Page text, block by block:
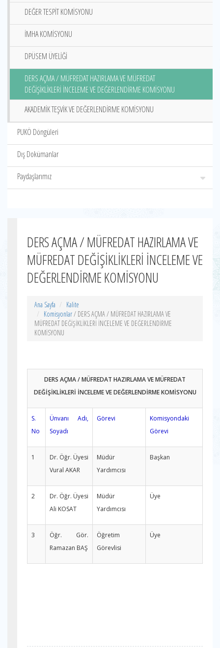
DEĞER TESPİT KOMİSYONU
İMHA KOMİSYONU
DPÜSEM ÜYELİĞİ
DERS AÇMA / MÜFREDAT HAZIRLAMA VE MÜFREDAT
DEĞİŞİKLİKLERİ İNCELEME VE DEĞERLENDİRME KOMİSYONU
AKADEMİK TEŞVİK VE DEĞERLENDİRME KOMİSYONU
PUKÖ Döngüleri
Dış Dokümanlar
Paydaşlarımız
DERS AÇMA / MÜFREDAT HAZIRLAMA VE
MÜFREDAT DEĞİŞİKLİKLERİ İNCELEME VE
DEĞERLENDİRME KOMİSYONU
Ana Sayfa
Kalite
Komisyonlar/ DERS AÇMA / MÜFREDAT HAZIRLAMA VE
MÜFREDAT DEĞİŞİKLİKLERİ İNCELEME VE DEĞERLENDİRME
KOMİSYONU
DERS AÇMA / MÜFREDAT HAZIRLAMA VE MÜFREDAT
DEĞİŞİKLİKLERİ İNCELEME VE DEĞERLENDİRME KOMİSYONU
S.
No
Ünvanı Adı,
Soyadı
Görevi
Komisyondaki
Görevi
1
Dr. Öğr. Üyesi
Vural AKAR
Müdür
Yardımcısı
Başkan
2
Dr. Öğr. Üyesi
Ali KOSAT
Müdür
Yardımcısı
Üye
3
Öğr. Gör.
Ramazan BAŞ
Öğretim
Görevlisi
Üye